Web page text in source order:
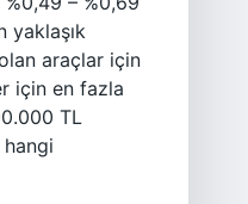
yaklaşık
araçlar için
için en fazla
TL